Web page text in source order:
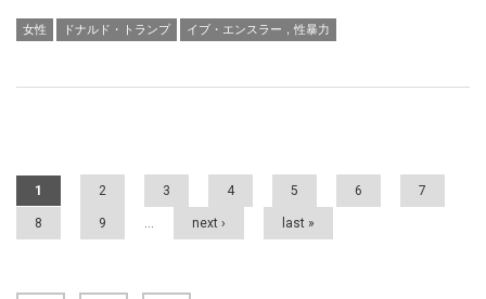
女性 ドナルド・トランプ イブ・エンスラー，性暴力
Pages
1 2 3 4 5 6 7
8 9 … next › last »